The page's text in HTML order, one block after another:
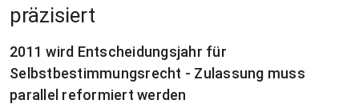
präzisiert
2011 wird Entscheidungsjahr für
Selbstbestimmungsrecht - Zulassung muss
parallel reformiert werden